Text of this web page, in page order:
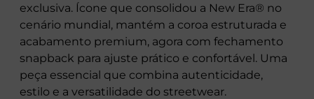
exclusiva. Ícone que consolidou a New Era® no
cenário mundial, mantém a coroa estruturada e
acabamento premium, agora com fechamento
snapback para ajuste prático e confortável. Uma
peça essencial que combina autenticidade,
estilo e a versatilidade do streetwear.